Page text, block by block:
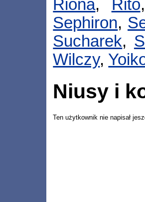
Riona, Rito
Sephiron,
Sucharek,
Wilczy,
Niusy i
Ten użytkownik nie napisał